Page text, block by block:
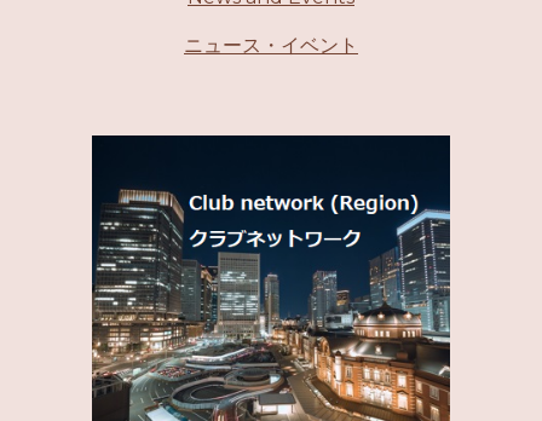
ニュース・イベント